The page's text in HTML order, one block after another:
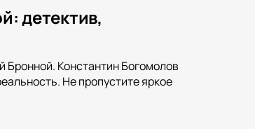
детектив,
Бронной. Константин Богомолов
Не пропустите яркое